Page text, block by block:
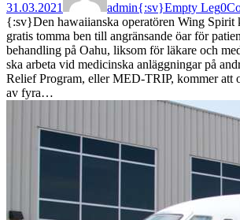
31.03.2021 admin{:sv}Empty Leg0
{:sv}Den hawaiianska operatören Wing Spirit
gratis tomma ben till angränsande öar för
behandling på Oahu, liksom för läkare och
ska arbeta vid medicinska anläggningar på
Relief Program, eller MED-TRIP, kommer att
av fyra…